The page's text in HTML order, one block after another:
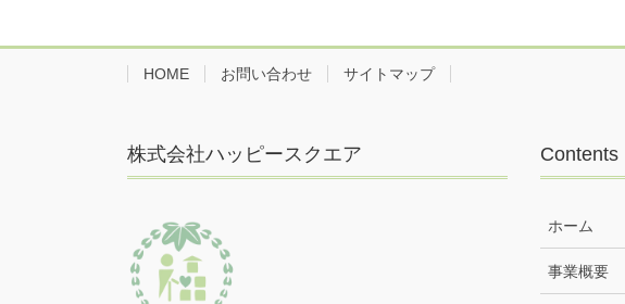
HOME お問い合わせ サイトマップ
株式会社ハッピースクエア Contents
ホーム
事業概要